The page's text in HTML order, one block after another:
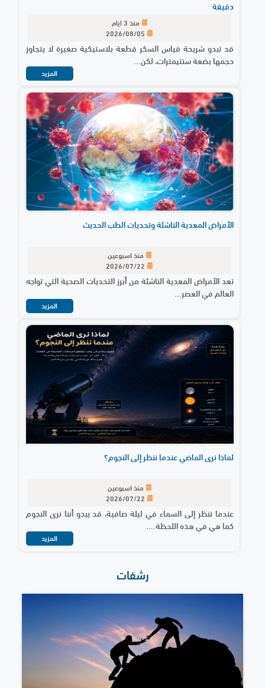
دقيقة
منذ 3 ايام
قد تبدو شريحة قياس السكر قطعة بلاستيكية صغيرة لا يتجاوز
حجمها بضعة سنتيمترات، لكن...
المزيد
الأمراض المعدية الناشئة وتحديات الطب الحديث
منذ اسبوعين
تعد الأمراض المعدية الناشئة من أبرز التحديات الصحية التي تواجه
العالم في العصر...
المزيد
لماذا نرى الماضي عندما ننظر إلى النجوم؟
منذ اسبوعين
عندما ننظر إلى السماء في ليلة صافية، قد يبدو أننا نرى النجوم
كما هي في هذه اللحظة....
المزيد
رشفات